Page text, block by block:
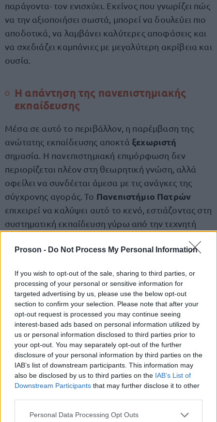
Proson - Do Not Process My Personal Information
If you wish to opt-out of the sale, sharing to third parties, or
processing of your personal or sensitive information for
targeted advertising by us, please use the below opt-out
section to confirm your selection. Please note that after your
opt-out request is processed you may continue seeing
interest-based ads based on personal information utilized by
us or personal information disclosed to third parties prior to
your opt-out. You may separately opt-out of the further
disclosure of your personal information by third parties on the
IAB’s list of downstream participants. This information may
also be disclosed by us to third parties on the IAB’s List of
Downstream Participants that may further disclose it to other
Please note that this website/app uses one or more Google
Personal Data Processing Opt Outs
παράγοντα· τον ενισχύει. Εκείνος που γνωρίζει πώς
να την αξιοποιήσει σωστά, μπορεί να δουλεύει πιο
αποδοτικά, να λαμβάνει καλύτερες αποφάσεις και
να σχεδιάζει καμπάνιες με μεγαλύτερη ακρίβεια και
ουσία.
Η απάντηση της πανεπιστημιακής
εκπαίδευσης
Μέσα σε αυτό το περιβάλλον, η παρέμβαση της
ανώτατης εκπαίδευσης αποκτά ξεχωριστή
σημασία. Η πανεπιστημιακή επιμόρφωση δεν
περιορίζεται πλέον στη θεωρητική γνώση, αλλά
οφείλει να συνδέεται άμεσα με τις ανάγκες της
σύγχρονης αγοράς. Το Πανεπιστήμιο Πατρών
επιχειρεί να καλύψει αυτό το κενό, εστιάζοντας στη
συστηματική εκπαίδευση γύρω από την τεχνητή
marketing.
Η επιλογή του συγκεκριμένου αντικειμένου δεν
είναι τυχαία. Αντανακλά μια σαφή κατεύθυνση
προς δεξιότητες που έχουν διάρκεια, πρακτική αξία
και διεθνή αναγνώριση.
Το πανεπιστημιακό πρόγραμμα με μια
ματιά
Κάτω από αυτό το πλαίσιο, υλοποιείταιεξ
αποστάσεως και ασύγχρονο πανεπιστημιακό
πρόγραμμα επιμόρφωσης στηνΤεχνητή